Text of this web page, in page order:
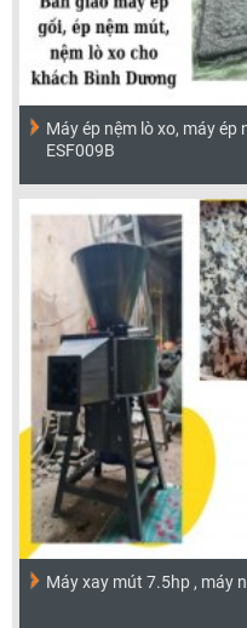
Máy ép nệm lò xo, máy
ESF009B
Máy xay mút 7.5hp , máy